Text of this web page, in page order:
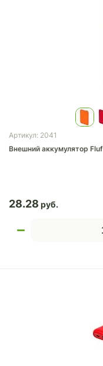
Артикул: 2041
Внешний аккумулятор
28.28